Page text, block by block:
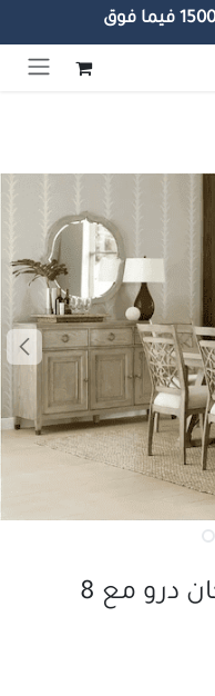
طقم طاولة طعام امريكان درو مع 8